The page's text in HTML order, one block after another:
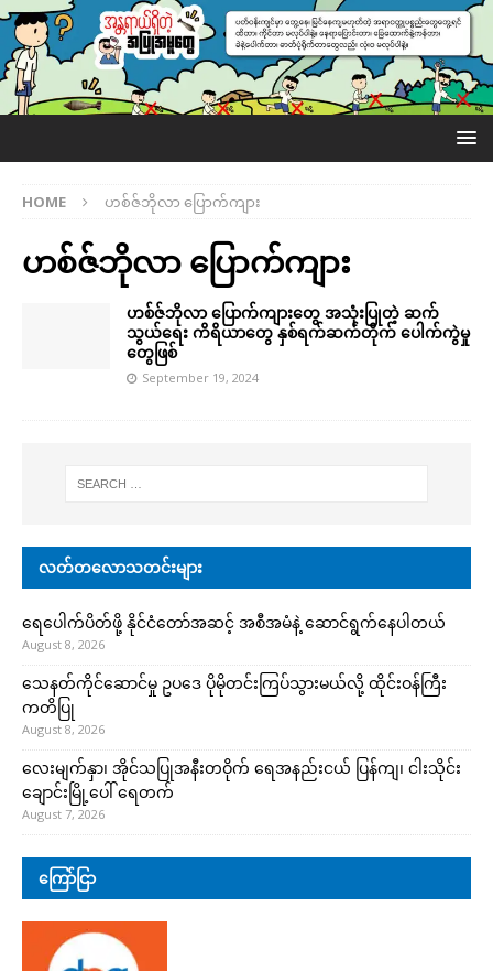
HOME ဟစ်ဇ်ဘိုလာ ပြောက်ကျား
ဟစ်ဇ်ဘိုလာ ပြောက်ကျား
ဟစ်ဇ်ဘိုလာ ပြောက်ကျားတွေ အသုံးပြုတဲ့ ဆက်
သွယ်ရေး ကိရိယာတွေ နှစ်ရက်ဆက်တိုက် ပေါက်ကွဲမှု
တွေဖြစ်
September 19, 2024
လတ်တလောသတင်းများ
ရေပေါက်ပိတ်ဖို့ နိုင်ငံတော်အဆင့် အစီအမံနဲ့ ဆောင်ရွက်နေပါတယ်
August 8, 2026
သေနတ်ကိုင်ဆောင်မှု ဥပဒေ ပိုမိုတင်းကြပ်သွားမယ်လို့ ထိုင်းဝန်ကြီး
ကတိပြု
August 8, 2026
လေးမျက်နှာ၊ အိုင်သပြုအနီးတဝိုက် ရေအနည်းငယ် ပြန်ကျ၊ ငါးသိုင်း
ချောင်းမြို့ပေါ် ရေတက်
August 7, 2026
ကြော်ငြာ